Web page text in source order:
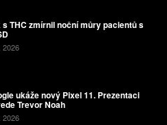
s THC zmírnil noční můry pacientů s
2026
ukáže nový Pixel 11. Prezentaci
Trevor Noah
2026